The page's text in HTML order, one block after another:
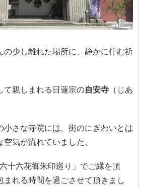
の少し離れた場所に、静かに佇む祈
て親しまれる日蓮宗の自安寺 （じあ
小さな寺院には、街のにぎわいとは
気が流れていました。
十六花御朱印巡り」でご縁を頂
まれる時間を過ごさせて頂きまし